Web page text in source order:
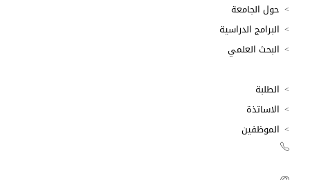
حول الجامعة
البرامج الدراسية
البحث العلمي
الطلبة
الاساتذة
الموظفين